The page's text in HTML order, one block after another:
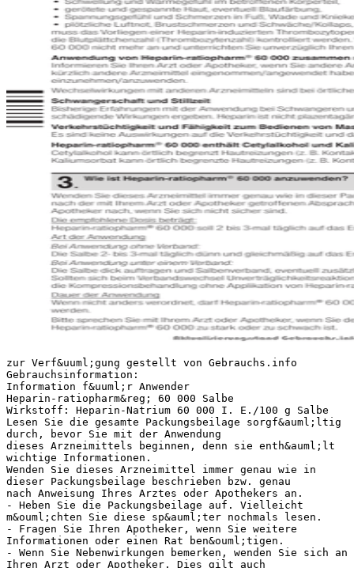
zur Verf&uuml;gung gestellt von Gebrauchs.info Gebrauchsinformation: Information f&uuml;r Anwender Heparin-ratiopharm&reg; 60 000 Salbe Wirkstoff: Heparin-Natrium 60 000 I. E./100 g Salbe Lesen Sie die gesamte Packungsbeilage sorgf&auml;ltig durch, bevor Sie mit der Anwendung dieses Arzneimittels beginnen, denn sie enth&auml;lt wichtige Informationen. Wenden Sie dieses Arzneimittel immer genau wie in dieser Packungsbeilage beschrieben bzw. genau nach Anweisung Ihres Arztes oder Apothekers an. - Heben Sie die Packungsbeilage auf. Vielleicht m&ouml;chten Sie diese sp&auml;ter nochmals lesen. - Fragen Sie Ihren Apotheker, wenn Sie weitere Informationen oder einen Rat ben&ouml;tigen. - Wenn Sie Nebenwirkungen bemerken, wenden Sie sich an Ihren Arzt oder Apotheker. Dies gilt auch f&uuml;r Nebenwirkungen, die nicht in dieser Packungsbeilage angegeben sind. Siehe Abschnitt 4. - Wenn Sie sich nach 10 Tagen nicht besser oder gar schlechter f&uuml;hlen, wenden Sie sich an Ihren Arzt. Was in dieser Packungsbeilage steht: 1. Was ist Heparin-ratiopharm&reg; 60 000 und wof&uuml;r wird es angewendet? 2. Was sollten Sie vor der Anwendung von Heparin-ratiopharm&reg; 60 000 beachten? 3. Wie ist Heparin-ratiopharm&reg; 60 000 anzuwenden? 4. Welche Nebenwirkungen sind m&ouml;glich? 5. Wie ist Heparin-ratiopharm&reg; 60 000 aufzubewahren? 6. Inhalt der Packung und weitere Informationen 1. Was ist Heparin-ratiopharm&reg; 60 000 und wof&uuml;r wird es angewendet? Heparin-ratiopharm&reg; 60 000 ist eine Salbe zur Verminderung von Schwellungen. Heparin-ratiopharm&reg; 60 000 wird angewendet zur unterst&uuml;tzenden Behandlung bei - akuten Schwellungszust&auml;nden nach stumpfen Verletzungen (Prellungen, Bluterg&uuml;ssen) - oberfl&auml;chlicher Venenentz&uuml;ndung, sofern diese nicht durch Kompression behandelt werden kann 2. Was sollten Sie vor der Anwendung von Heparin-ratiopharm&reg; 60 000 beachten? Heparin-ratiopharm&reg; 60 000 darf nicht angewendet werden - wenn Sie allergisch gegen Heparin oder einen der in Abschnitt 6. genannten sonstigen Bestandteile dieses Arzneimittels sind. - wenn bei Ihnen ein akuter oder aus der Vorgeschichte bekannter allergischer Abfall der Zahl der Blutpl&auml;ttchen (Thrombozytopenie Typ II) durch Heparin vorliegt. Besondere Vorsicht bei der Anwendung von Heparin-ratiopharm&reg; 60 000 ist erforderlich Heparin-ratiopharm&reg; 60 000 soll nicht auf offene Wunden und/oder n&auml;ssende Ekzeme aufgebracht werden. Beim Auftreten von neuen Symptomen, die auf eine Thrombose oder Lungenembolie hindeuten k&ouml;nnen, wie • Schwellung und W&auml;rmegef&uuml;hl im betroffenen K&ouml;rperteil, • ger&ouml;tete und gespannte Haut, eventuell Blauf&auml;rbung, • Spannungsgef&uuml;hl und Schmerzen in Fu&szlig;, Wade und Kniekehle (Linderung bei Hochlagerung), • pl&ouml;tzliche Luftnot, Brustschmerzen und Schw&auml;che/Kollaps, muss das Vorliegen einer Heparin-induzierten Thrombozytopenie Typ II ausgeschlossen und unverz&uuml;glich die Blutpl&auml;ttchenzahl (Thrombozytenzahl) kontrolliert werden. Wenden Sie Heparin-ratiopharm&reg; 60 000 nicht mehr an und unterrichten Sie unverz&uuml;glich Ihren Arzt. Anwendung von Heparin-ratiopharm&reg; 60 000 zusammen mit anderen Arzneimitteln Informieren Sie Ihren Arzt oder Apotheker, wenn Sie andere Arzneimittel einnehmen/anwenden, k&uuml;rzlich andere Arzneimittel eingenommen/angewendet haben oder beabsichtigen andere Arzneimittel einzunehmen/anzuwenden. Wechselwirkungen mit anderen Arzneimitteln sind bei &ouml;rtlicher (topischer) Anwendung nicht bekannt. Schwangerschaft und Stillzeit Bisherige Erfahrungen mit der Anwendung bei Schwangeren und Stillenden haben keine Anhaltspunkte f&uuml;r sch&auml;digende Wirkungen ergeben. Heparin ist nicht plazentag&auml;ngig und tritt nicht in die Muttermilch &uuml;ber. Verkehrst&uuml;chtigkeit und F&auml;higkeit zum Bedienen von Maschinen Es sind keine Auswirkungen auf die Verkehrst&uuml;chtigkeit und das Bedienen von Maschinen bekannt. Heparin-ratiopharm&reg; 60 000 enth&auml;lt Cetylalkohol und Kaliumsorbat. Cetylalkohol kann &ouml;rtlich begrenzt Hautreizungen (z. B. Kontaktdermatitis) hervorrufen. Kaliumsorbat kann &ouml;rtlich begrenzte Hautreizungen (z. B. Kontaktdermatitis) hervorrufen. 3. Wie ist Heparin-ratiopharm&reg; 60 000 anzuwenden? Wenden Sie dieses Arzneimittel immer genau wie in dieser Packungsbeilage beschrieben bzw. genau nach der mit Ihrem Arzt oder Apotheker getroffenen Absprache an. Fragen Sie bei Ihrem Arzt oder Apotheker nach, wenn Sie sich nicht sicher sind. Die empfohlene Dosis betr&auml;gt: Heparin-ratiopharm&reg; 60 000 soll 2 bis 3-mal t&auml;glich auf das Erkrankungsgebiet aufgetragen werden. Art der Anwendung Bei Anwendung ohne Verband: Die Salbe 2- bis 3-mal t&auml;glich d&uuml;nn und gleichm&auml;&szlig;ig auf das Erkrankungsgebiet auftragen. Bei Anwendung unter einem Verband: Die Salbe dick auftragen und Salbenverband, eventuell zus&auml;tzlich eine elastische Binde, anlegen. Sollten sich beim Verbandswechsel Unvertr&auml;glichkeitsreaktionen zeigen, ist das Pr&auml;parat abzusetzen und die Kompressionsbehandlung ohne Applikation von Heparin-ratiopharm&reg; 60 000 vorzunehmen. Dauer der Anwendung Wenn nicht anders verordnet, darf Heparin-ratiopharm&reg; 60 000 nicht l&auml;nger als 10 Tage angewendet werden. Bitte sprechen Sie mit Ihrem Arzt oder Apotheker, wenn Sie den Eindruck haben, dass die Wirkung von Heparin-ratiopharm&reg; 60 000 zu stark oder zu schwach ist. Aktualisierungsstand Gebrauchs.info September 2015 zur Verf&uuml;gung gestellt von Gebrauchs.info Wenn Sie eine gr&ouml;&szlig;ere Menge Heparin-ratiopharm&reg; 60 000 angewendet haben, als Sie sollten Bei bestimmungsgem&auml;&szlig;er Anwendung sind keine &Uuml;berdosierungserscheinungen bekannt. Wenn Sie weitere Fragen zur Anwendung des Arzneimittels haben, wenden Sie sich an Ihren Arzt oder Apotheker. 4. Welche Nebenwirkungen sind m&ouml;glich? Wie alle Arzneimittel kann auch dieses Arzneimittel Nebenwirkungen haben, die aber nicht bei jedem auftreten m&uuml;ssen. Bei der Bewertung von Nebenwirkungen werden folgende H&auml;ufigkeitsangaben zugrunde gelegt: sehr h&auml;ufig h&auml;ufig gelegentlich selten sehr selten nicht bekannt mehr als 1 Behandelter von 10 1 bis 10 Behandelte von 100 1 bis 10 Behandelte von 1.000 1 bis 10 Behandelte von 10.000 weniger als 1 Behandelter von 10.000 H&auml;ufigkeit auf Grundlage der verf&uuml;gbaren Daten nicht absch&auml;tzbar Erkrankungen des Blutes und des Lymphsystems Nicht bekannt: Ein Auftreten von Heparin-induzierter, antik&ouml;rpervermittelter Thrombozytopenie Typ II (HIT Typ II) (Verminderung der Zahl der Blutpl&auml;ttchen (Thrombozytenzahl) &lt; 100.000/μl oder ein schneller Abfall der Blutpl&auml;ttchenzahl auf &lt; 50 % des Ausgangswertes, mit arteriellen und ven&ouml;sen Thrombosen oder Embolien), ist bei Anwendung auf der Haut bisher nicht berichtet worden. Da aber die Aufnahme von Heparin durch die gesunde Haut beschrieben wurde, kann dieses Risiko nicht mit Sicherheit ausgeschlossen werden. Eine erh&ouml;hte Aufmerksamkeit ist daher angezeigt (siehe Abschnitt 2). Aus der Anwendung von Heparin, das als Spritze verabreicht wird, ist bekannt, dass bei Patienten ohne vorbestehende &Uuml;berempfindlichkeit gegen Heparin der Abfall der Zahl der Blutpl&auml;ttchen in der Regel 6 – 14 Tage nach Behandlungsbeginn eintritt. Bei Patienten mit &Uuml;berempfindlichkeit gegen Heparin tritt dieser Abfall unter Umst&auml;nden innerhalb von Stunden auf. Wenn Sie Symptome bemerken, die auf eine Thrombose oder Lungenembolie hindeuten k&ouml;nnten, informieren Sie bitte sofort Ihren Arzt. Bitte beachten Sie hierzu auch Abschnitt 2 „Besondere Vorsicht bei der Anwendung von Heparin-ratiopharm&reg; 60 000 ist erforderlich.“ Erkrankungen der Haut und des Unterhautzellgewebes Allergische Reaktionen auf Heparin bei Anwendung auf der Haut sind sehr selten. Jedoch k&ouml;nnen in Einzelf&auml;llen allergische Reaktionen wie R&ouml;tung der Haut und Juckreiz auftreten, die nach Absetzen des Pr&auml;parates in der Regel rasch verschwinden. Bei &Uuml;berempfindlichkeit gegen Cetylalkohol oder Kaliumsorbat k&ouml;nnen allergische Reaktionen an der Haut (z. B. Kontaktdermatitis), die sich durch R&ouml;tung, Nesselsucht und Juckreiz &auml;u&szlig;ern k&ouml;nnen, auftreten. Heparin-ratiopharm&reg; 60 000 sollte bei Auftreten von allergischen Hautreaktionen abgesetzt werden. Bitte informieren Sie hier&uuml;ber Ihren Arzt. Meldung von Nebenwirkungen Wenn Sie Nebenwirkungen bemerken, wenden Sie sich an Ihren Arzt oder Apotheker. Dies gilt auch f&uuml;r Nebenwirkungen, die nicht in dieser Packungsbeilage angegeben sind. Sie k&ouml;nnen Nebenwirkungen auch direkt dem Bundesinstitut f&uuml;r Arzneimittel und Medizinprodukte, Abt. Pharmakovigilanz, Kurt-Georg-Kiesinger-Allee 3, D-53175 Bonn, Website: www.bfarm.de anzeigen. Indem Sie Nebenwirkungen melden, k&ouml;nnen Sie dazu beitragen, dass mehr Informationen &uuml;ber die Sicherheit dieses Arzneimittels zur Verf&uuml;gung gestellt werden. 5. Wie ist Heparin-ratiopharm&reg; 60 000 aufzubewahren? Bewahren Sie dieses Arzneimittel f&uuml;r Kinder unzug&auml;nglich auf. Sie d&uuml;rfen dieses Arzneimittel nach dem auf der Faltschachtel und der Tube nach „Verwendbar bis“ angegebenen Verfalldatum nicht mehr verwenden. Das Verfalldatum bezieht sich auf den letzten Tag des angegebenen Monats. Nicht &uuml;ber 25 &deg;C lagern. Haltbarkeit nach Anbruch der Tube: 1 Jahr 6. Inhalt der Packung und weitere Informationen Was Heparin-ratiopharm&reg; 60 000 enth&auml;lt Der Wirkstoff ist Heparin-Natrium. 100 g Salbe enthalten 60 000 I. E. entspr. 0,386 g (0,273 – 0,500 g) Heparin-Natrium (aus Schweinedarmmukosa) Aktivit&auml;t: mind. 120 I. E./mg. Die sonstigen Bestandteile sind: Glycerol(mono/di/tri)-alkanoat(C12-C18), Glycerol(mono/di)(palmitat/stearat)-Natriumstearat (95:5), Cetylalkohol (Ph. Eur.), Wei&szlig;es Vaselin, Parf&uuml;m&ouml;l, Dexpanthenol, Kaliumsorbat (Ph. Eur.), Salzs&auml;